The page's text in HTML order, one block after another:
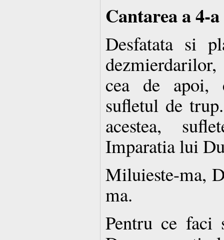
Cantarea a 4-a
Desfatata si
cea de apoi,
sufletul de
acestea,
Imparatia lui
Miluieste-ma,
ma.
Pentru ce faci